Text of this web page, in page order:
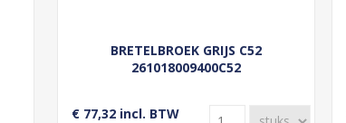
BRETELBROEK GRIJS C52
261018009400C52
€ 77,32 incl. BTW